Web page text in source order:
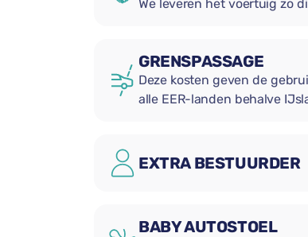
We leveren het voertuig zo
GRENSPASSAGE
Deze kosten geven de
alle EER-landen behalve
EXTRA BESTUURDER
BABY AUTOSTOEL